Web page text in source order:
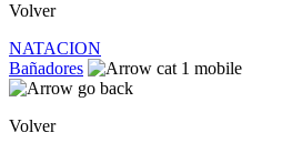
Volver
NATACION
Bañadores
Volver